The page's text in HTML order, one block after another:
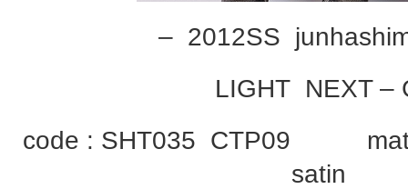
– 2012SS
LIGHT NEXT –
code : SHT035 CTP09
satin